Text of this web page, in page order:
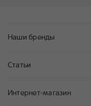
Наши бренды
Статьи
Интернет-магазин